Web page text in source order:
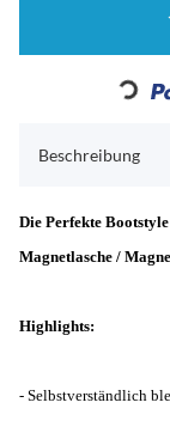
Beschreibung
Die Perfekte
Magnetlasche /
Highlights:
- Selbstverständlich